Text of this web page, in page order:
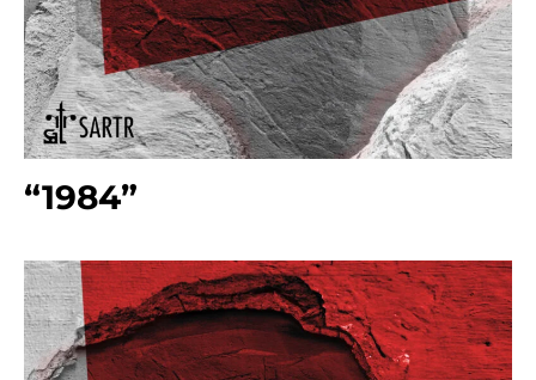
“1984”